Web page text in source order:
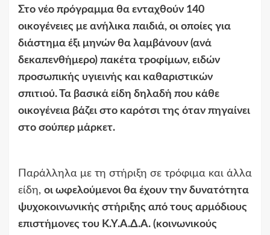
Στο νέο πρόγραμμα θα ενταχθούν 140
οικογένειες με ανήλικα παιδιά, οι οποίες για
διάστημα έξι μηνών θα λαμβάνουν (ανά
δεκαπενθήμερο) πακέτα τροφίμων, ειδών
προσωπικής υγιεινής και καθαριστικών
σπιτιού. Τα βασικά είδη δηλαδή που κάθε
οικογένεια βάζει στο καρότσι της όταν πηγαίνει
στο σούπερ μάρκετ.
Παράλληλα με τη στήριξη σε τρόφιμα και άλλα
είδη, οι ωφελούμενοι θα έχουν την δυνατότητα
ψυχοκοινωνικής στήριξης από τους αρμόδιους
επιστήμονες του Κ.Υ.Α.Δ.Α. (κοινωνικούς